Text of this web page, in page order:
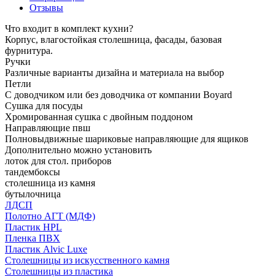
Отзывы
Что входит в комплект кухни?
Корпус, влагостойкая столешница, фасады, базовая
фурнитура.
Ручки
Различные варианты дизайна и материала на выбор
Петли
С доводчиком или без доводчика от компании Boyard
Сушка для посуды
Хромированная сушка с двойным поддоном
Направляющие пвш
Полновыдвижные шариковые направляющие для ящиков
Дополнительно можно установить
лоток для стол. приборов
тандембоксы
столешница из камня
бутылочница
ЛДСП
Полотно АГТ (МДФ)
Пластик HPL
Пленка ПВХ
Пластик Alvic Luxe
Столешницы из искусственного камня
Столешницы из пластика